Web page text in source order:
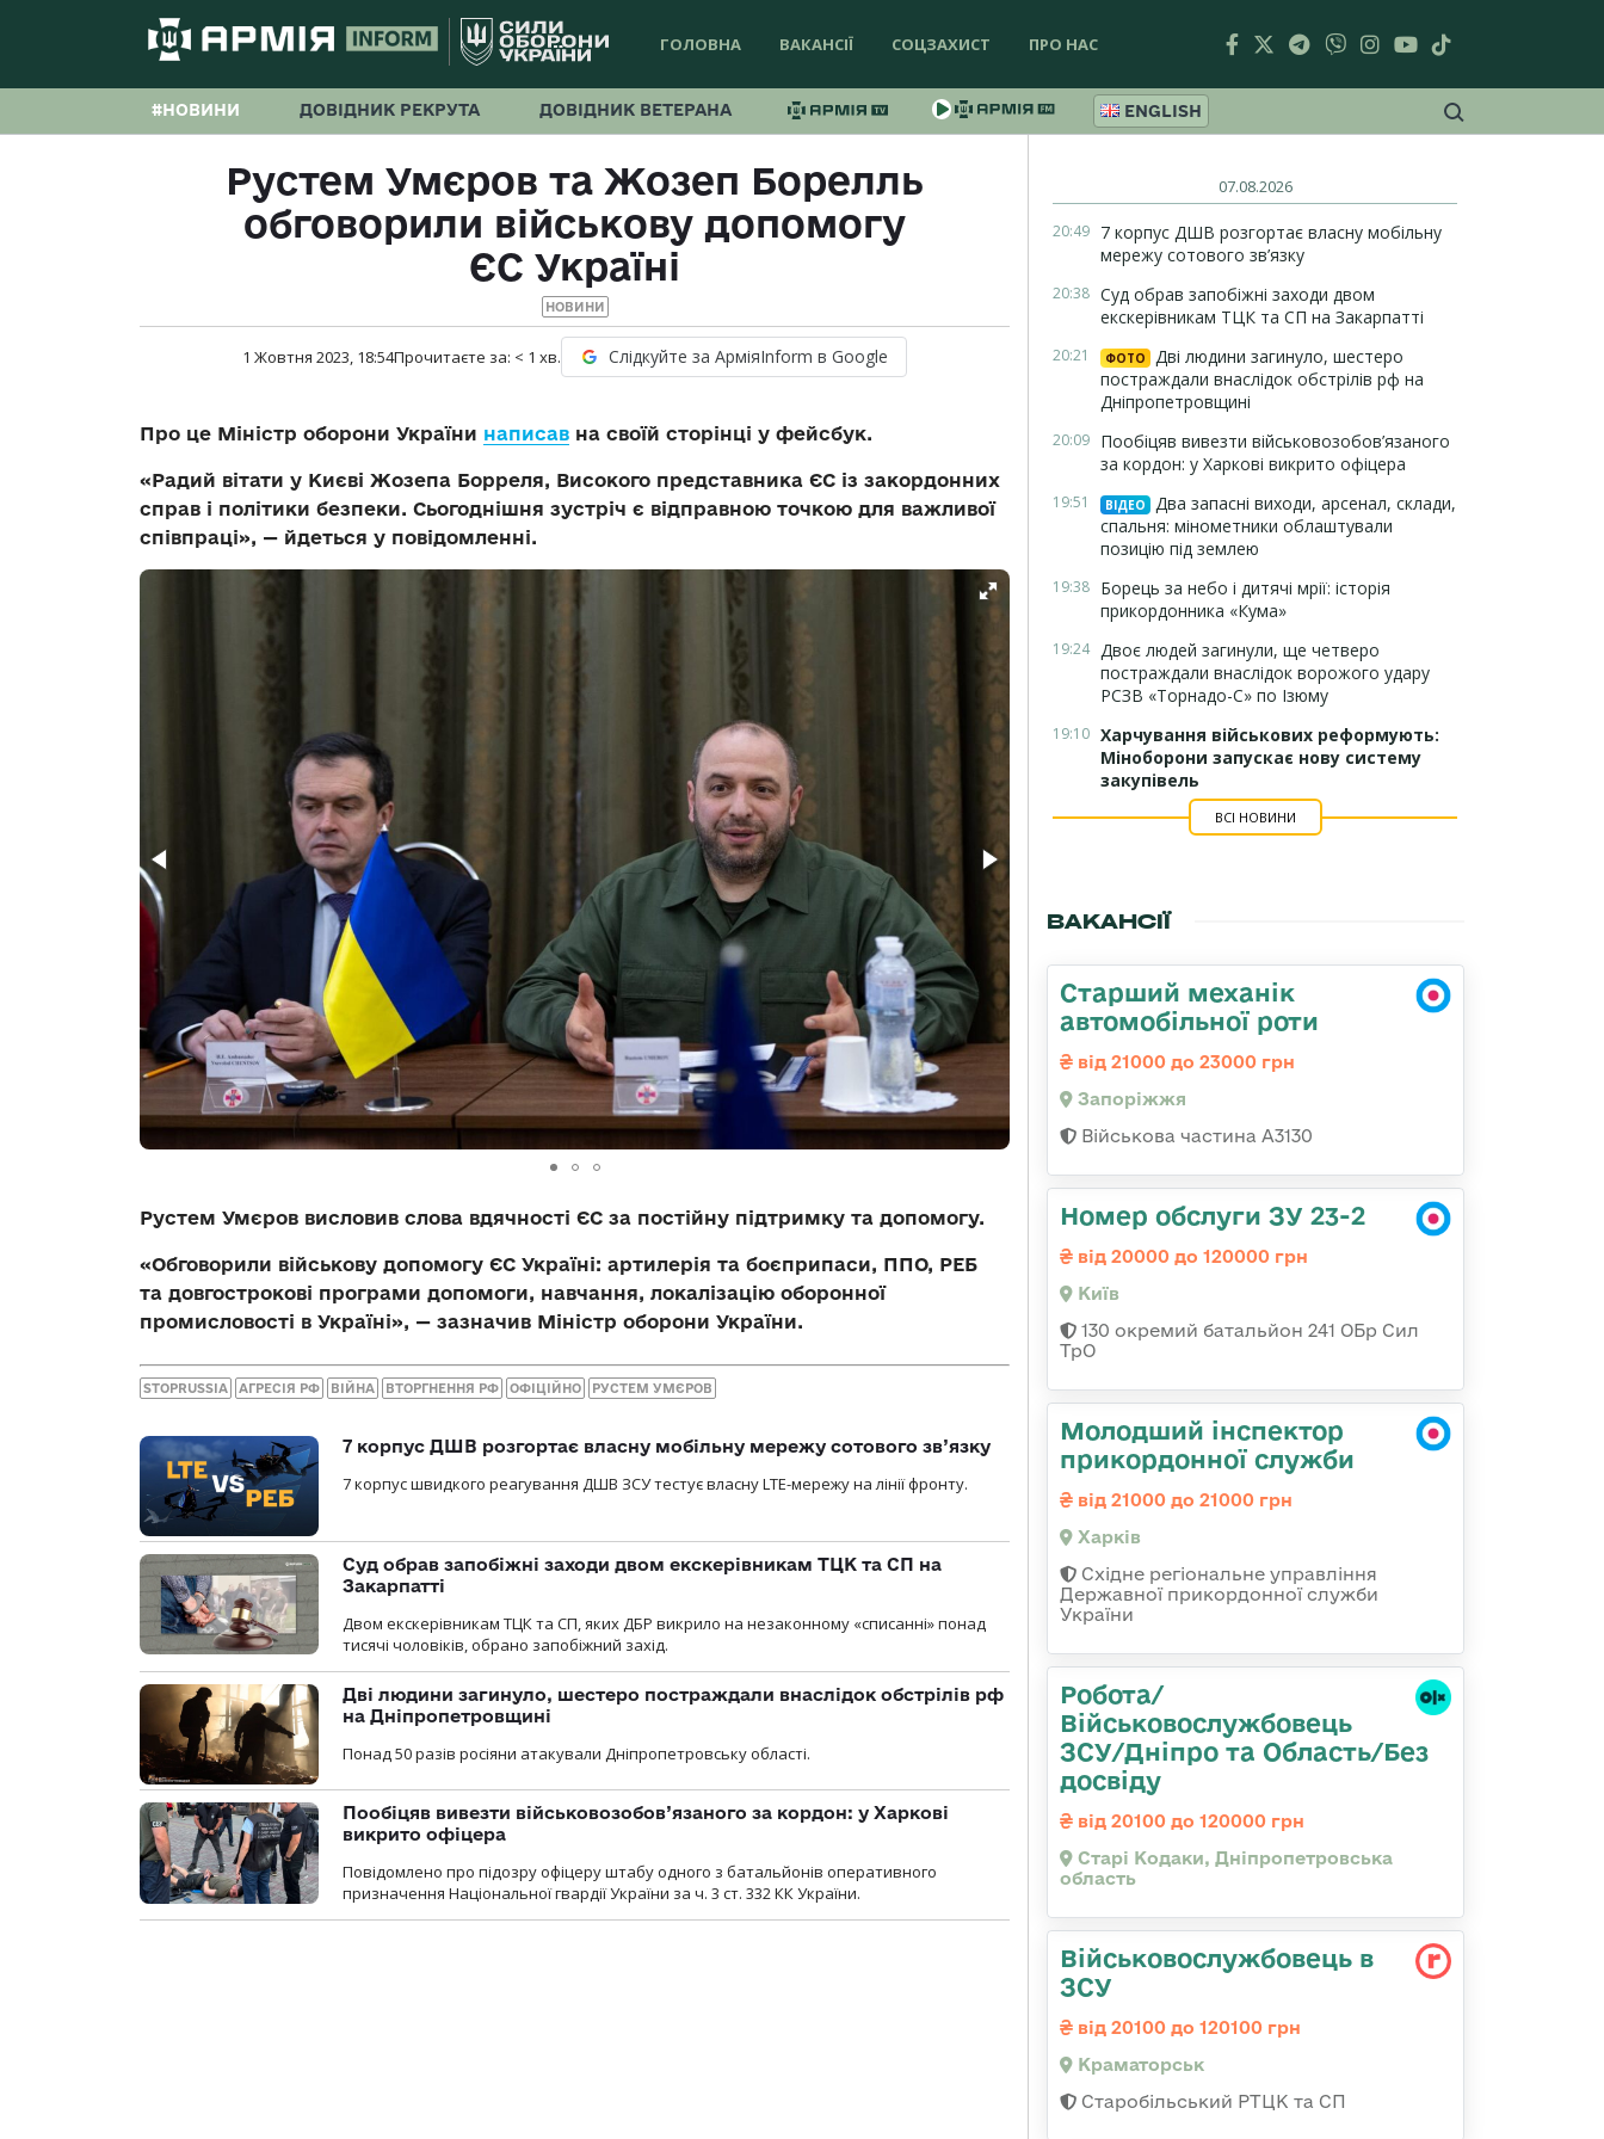
ГОЛОВНА ВАКАНСІЇ СОЦЗАХИСТ ПРО НАС
#НОВИНИ ДОВІДНИК РЕКРУТА ДОВІДНИК ВЕТЕРАНА ENGLISH
Рустем Умєров та Жозеп Борелль
обговорили військову допомогу
ЄС Україні
НОВИНИ
1 Жовтня 2023, 18:54Прочитаєте за: < 1 хв. Слідкуйте за АрміяInform в Google
Про це Міністр оборони України написав на своїй сторінці у фейсбук.
«Радий вітати у Києві Жозепа Борреля, Високого представника ЄС із закордонних
справ і політики безпеки. Сьогоднішня зустріч є відправною точкою для важливої
співпраці», — йдеться у повідомленні.
Рустем Умєров висловив слова вдячності ЄС за постійну підтримку та допомогу.
«Обговорили військову допомогу ЄС Україні: артилерія та боєприпаси, ППО, РЕБ
та довгострокові програми допомоги, навчання, локалізацію оборонної
промисловості в Україні», — зазначив Міністр оборони України.
STOPRUSSIA АГРЕСІЯ РФ ВІЙНА ВТОРГНЕННЯ РФ ОФІЦІЙНО РУСТЕМ УМЄРОВ
7 корпус ДШВ розгортає власну мобільну мережу сотового зв’язку
7 корпус швидкого реагування ДШВ ЗСУ тестує власну LTE-мережу на лінії фронту.
Суд обрав запобіжні заходи двом екскерівникам ТЦК та СП на
Закарпатті
Двом екскерівникам ТЦК та СП, яких ДБР викрило на незаконному «списанні» понад
тисячі чоловіків, обрано запобіжний захід.
Дві людини загинуло, шестеро постраждали внаслідок обстрілів рф
на Дніпропетровщині
Понад 50 разів росіяни атакували Дніпропетровську області.
Пообіцяв вивезти військовозобов’язаного за кордон: у Харкові
викрито офіцера
Повідомлено про підозру офіцеру штабу одного з батальйонів оперативного
призначення Національної гвардії України за ч. 3 ст. 332 КК України.
07.08.2026
20:49 7 корпус ДШВ розгортає власну мобільну
мережу сотового зв’язку
20:38 Суд обрав запобіжні заходи двом
екскерівникам ТЦК та СП на Закарпатті
20:21 ФОТО
Дві людини загинуло, шестеро
постраждали внаслідок обстрілів рф на
Дніпропетровщині
20:09 Пообіцяв вивезти військовозобов’язаного
за кордон: у Харкові викрито офіцера
19:51 ВІДЕО
Два запасні виходи, арсенал, склади,
спальня: мінометники облаштували
позицію під землею
19:38 Борець за небо і дитячі мрії: історія
прикордонника «Кума»
19:24 Двоє людей загинули, ще четверо
постраждали внаслідок ворожого удару
РСЗВ «Торнадо-С» по Ізюму
19:10 Харчування військових реформують:
Міноборони запускає нову систему
закупівель
ВСІ НОВИНИ
ВАКАНСІЇ
Старший механік
автомобільної роти
від 21000 до 23000 грн
Запоріжжя
Військова частина А3130
Номер обслуги ЗУ 23-2
від 20000 до 120000 грн
Київ
130 окремий батальйон 241 ОБр Сил
ТрО
Молодший інспектор
прикордонної служби
від 21000 до 21000 грн
Харків
Східне регіональне управління
Державної прикордонної служби
України
Робота/
Військовослужбовець
ЗСУ/Дніпро та Область/Без
досвіду
від 20100 до 120000 грн
Старі Кодаки, Дніпропетровська
область
Військовослужбовець в
ЗСУ
від 20100 до 120100 грн
Краматорськ
Старобільський РТЦК та СП